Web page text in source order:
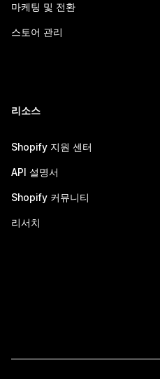
마케팅 및 전환
스토어 관리
리소스
Shopify 지원 센터
API 설명서
Shopify 커뮤니티
리서치